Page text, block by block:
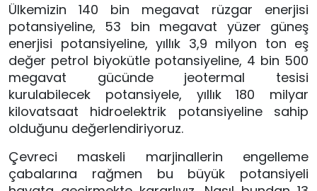
Ülkemizin 140 bin megavat rüzgar enerjisi
potansiyeline, 53 bin megavat yüzer güneş
enerjisi potansiyeline, yıllık 3,9 milyon ton eş
değer petrol biyokütle potansiyeline, 4 bin 500
megavat gücünde jeotermal tesisi
kurulabilecek potansiyele, yıllık 180 milyar
kilovatsaat hidroelektrik potansiyeline sahip
olduğunu değerlendiriyoruz.
Çevreci maskeli marjinallerin engelleme
çabalarına rağmen bu büyük potansiyeli